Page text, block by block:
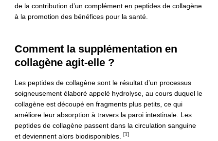
de la contribution d’un complément en peptides de collagène
à la promotion des bénéfices pour la santé.
Comment la supplémentation en
collagène agit-elle ?
Les peptides de collagène sont le résultat d’un processus
soigneusement élaboré appelé hydrolyse, au cours duquel le
collagène est découpé en fragments plus petits, ce qui
améliore leur absorption à travers la paroi intestinale. Les
peptides de collagène passent dans la circulation sanguine
et deviennent alors biodisponibles. [1]